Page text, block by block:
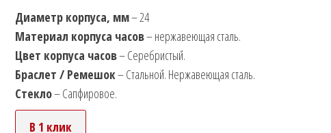
Диаметр корпуса, мм– 24
Материал корпуса часов– нержавеющая сталь.
Цвет корпуса часов– Серебристый.
Браслет / Ремешок– Стальной. Нержавеющая сталь.
Стекло– Сапфировое.
В 1 клик